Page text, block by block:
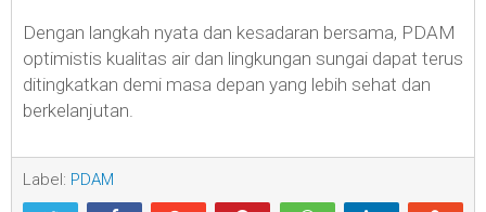
Dengan langkah nyata dan kesadaran bersama, PDAM
optimistis kualitas air dan lingkungan sungai dapat terus
ditingkatkan demi masa depan yang lebih sehat dan
berkelanjutan.
Label: PDAM